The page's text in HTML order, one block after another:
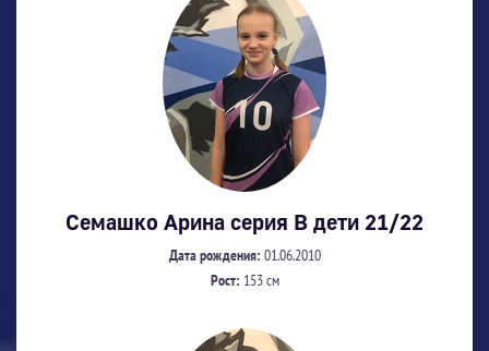
Семашко Арина серия В дети 21/22
Дата рождения: 01.06.2010
Рост: 153 см